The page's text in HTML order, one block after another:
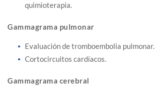
quimioterapia.
Gammagrama pulmonar
Evaluación de tromboembolia pulmonar.
Cortocircuitos cardíacos.
Gammagrama cerebral